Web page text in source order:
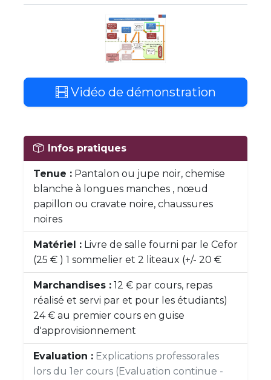
Vidéo de démonstration
Infos pratiques
Tenue : Pantalon ou jupe noir, chemise
blanche à longues manches , nœud
papillon ou cravate noire, chaussures
noires
Matériel : Livre de salle fourni par le Cefor
(25 € ) 1 sommelier et 2 liteaux (+/- 20 €
Marchandises : 12 € par cours, repas
réalisé et servi par et pour les étudiants)
24 € au premier cours en guise
d'approvisionnement
Evaluation : Explications professorales
lors du 1er cours (Evaluation continue -